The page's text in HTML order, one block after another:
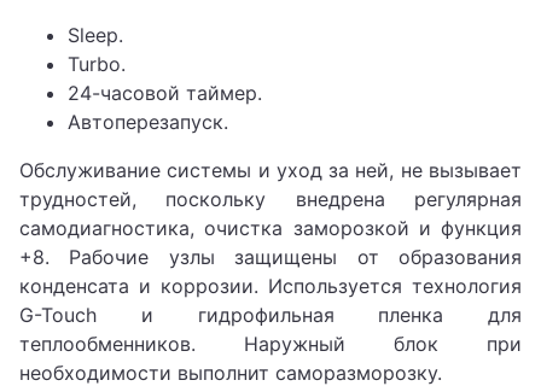
Sleep.
Turbo.
24-часовой таймер.
Автоперезапуск.
Обслуживание системы и уход за ней, не вызывает
трудностей, поскольку внедрена регулярная
самодиагностика, очистка заморозкой и функция
+8. Рабочие узлы защищены от образования
конденсата и коррозии. Используется технология
G-Touch и гидрофильная пленка для
теплообменников. Наружный блок при
необходимости выполнит саморазморозку.